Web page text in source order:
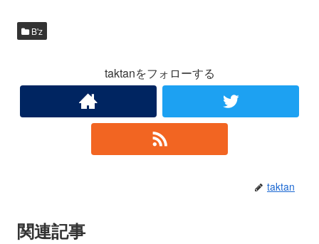
B'z
taktanをフォローする
taktan
関連記事